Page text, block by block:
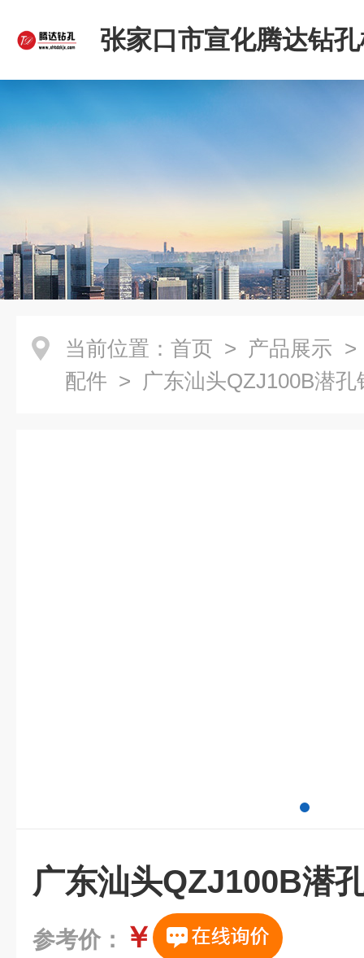
张家口市宣化腾达钻
限公司
当前位置： 首页 > 产品展示
配件 > 广东汕头QZJ100B潜孔
广东汕头QZJ100B潜
参考价： ￥